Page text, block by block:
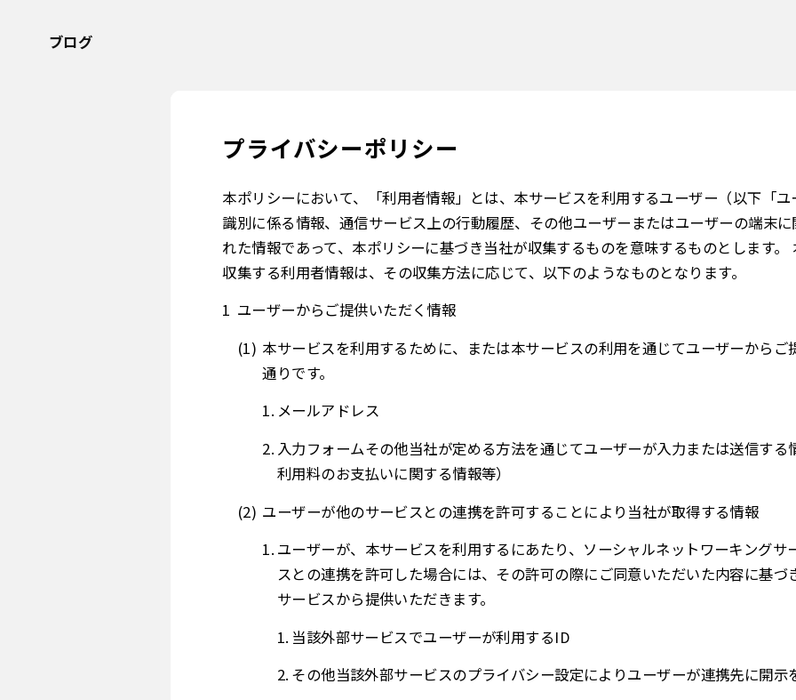
ブログ
プライバシーポリシー
本ポリシーにおいて、「利用者情報」とは、本サービスを利用するユーザー（以下「
識別に係る情報、通信サービス上の行動履歴、その他ユーザーまたはユーザーの端末
れた情報であって、本ポリシーに基づき当社が収集するものを意味するものとします
収集する利用者情報は、その収集方法に応じて、以下のようなものとなります。
ユーザーからご提供いただく情報
本サービスを利用するために、または本サービスの利用を通じてユーザーから
通りです。
メールアドレス
入力フォームその他当社が定める方法を通じてユーザーが入力または送信す
利用料のお支払いに関する情報等）
ユーザーが他のサービスとの連携を許可することにより当社が取得する情報
ユーザーが、本サービスを利用するにあたり、ソーシャルネットワーキングサ
スとの連携を許可した場合には、その許可の際にご同意いただいた内容に基づ
サービスから提供いただきます。
当該外部サービスでユーザーが利用するID
その他当該外部サービスのプライバシー設定によりユーザーが連携先に開示